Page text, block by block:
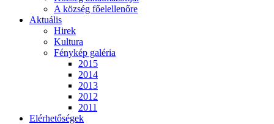
A község főelellenőre
Aktuális
Hirek
Kultura
Fénykép galéria
2015
2014
2013
2012
2011
Elérhetőségek